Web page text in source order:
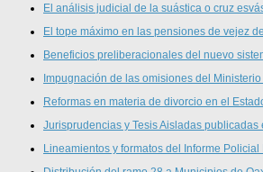
El análisis judicial de la suástica o cruz
El tope máximo en las pensiones de vejez
Beneficios preliberacionales del nuevo
Impugnación de las omisiones del
Reformas en materia de divorcio en el
Jurisprudencias y Tesis Aisladas publicadas
Lineamientos y formatos del Informe